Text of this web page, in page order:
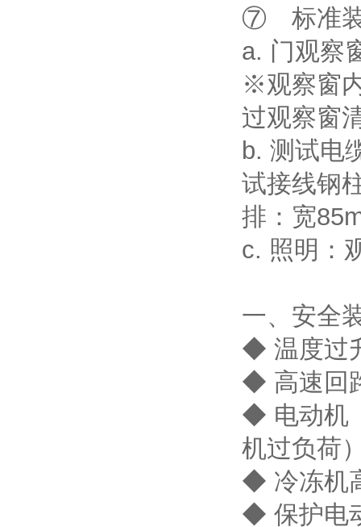
⑦ 标准
a. 门观察
※观察窗
过观察窗
b. 测试电
试接线钢
排：宽
c. 照明：
一、安全
◆ 温度过
◆ 高速回
◆ 电动机
机过负荷
◆ 冷冻机
◆ 保护电